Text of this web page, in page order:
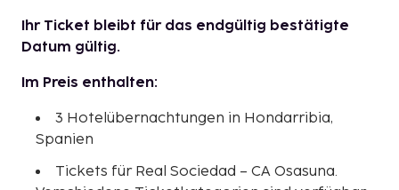
Ihr Ticket bleibt für das endgültig bestätigte
Datum gültig.
Im Preis enthalten:
3 Hotelübernachtungen in Hondarribia,
Spanien
Tickets für Real Sociedad – CA Osasuna.